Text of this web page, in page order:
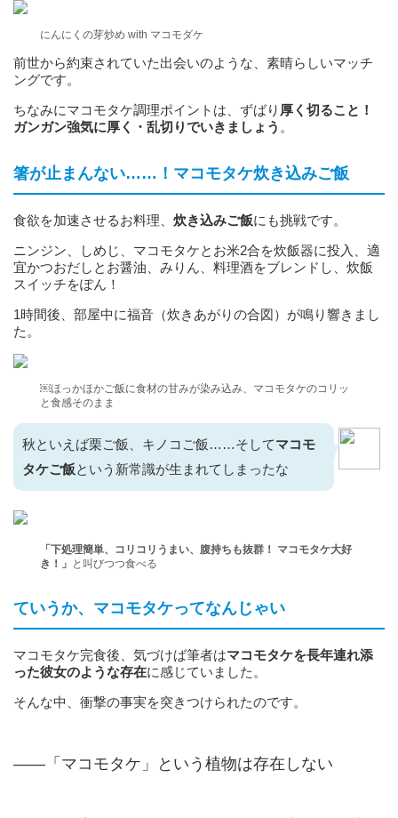
にんにくの芽炒め with マコモダケ
前世から約束されていた出会いのような、素晴らしいマッチ
ングです。
ちなみにマコモタケ調理ポイントは、ずばり 厚く切ること！
ガンガン強気に厚く・乱切りでいきましょう 。
箸が止まんない……！マコモタケ炊き込みご飯
食欲を加速させるお料理、 炊き込みご飯にも挑戦です。
ニンジン、しめじ、マコモタケとお米2合を炊飯器に投入、適
宜かつおだしとお醤油、みりん、料理酒をブレンドし、炊飯
スイッチをぽん！
1時間後、部屋中に福音（炊きあがりの合図）が鳴り響きまし
た。
￼ほっかほかご飯に食材の甘みが染み込み、マコモタケのコリッ
と食感そのまま
秋といえば栗ご飯、キノコご飯……そしてマコモ
タケご飯という新常識が生まれてしまったな
「下処理簡単、コリコリうまい、腹持ちも抜群！ マコモタケ大好
き！」 と叫びつつ食べる
ていうか、マコモタケってなんじゃい
マコモタケ完食後、気づけば筆者はマコモタケを長年連れ添
った彼女のような存在に感じていました。
そんな中、衝撃の事実を突きつけられたのです。
——「マコモタケ」という植物は存在しない